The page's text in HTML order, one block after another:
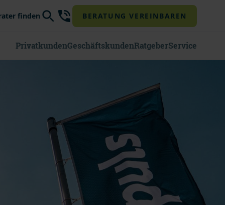
finden BERATUNG VEREINBAREN
PrivatkundenGeschäftskundenRatgeberService